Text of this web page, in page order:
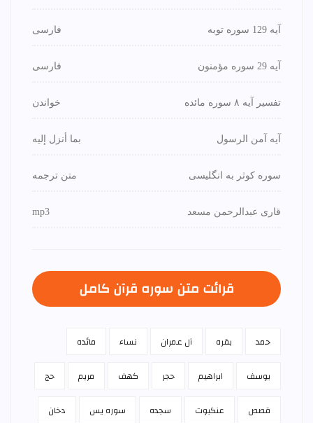
آیه 129 سوره توبه فارسی
آیه 29 سوره مؤمنون فارسی
تفسیر آیه ۸ سوره مائده خواندن
آیه آمن الرسول بما أنزل إليه
سوره کوثر به انگلیسی متن ترجمه
قاری عبدالرحمن مسعد mp3
قرائت متن سوره قرآن كامل
حمد بقره آل عمران نساء مائده
يوسف ابراهيم حجر كهف مريم حج
قصص عنكبوت سجده سوره يس دخان